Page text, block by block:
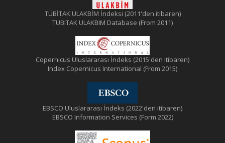
TÜBİTAK ULAKBİM İndeksi (2011'den itibaren)
TUBITAK ULAKBIM Database (From 2011)
Copernicus Uluslararası İndeks (2015'den itibaren)
Index Copernicus International (From 2015)
EBSCO Uluslararası İndeks (2022'den itibaren)
EBSCO Information Services (Form 2022)